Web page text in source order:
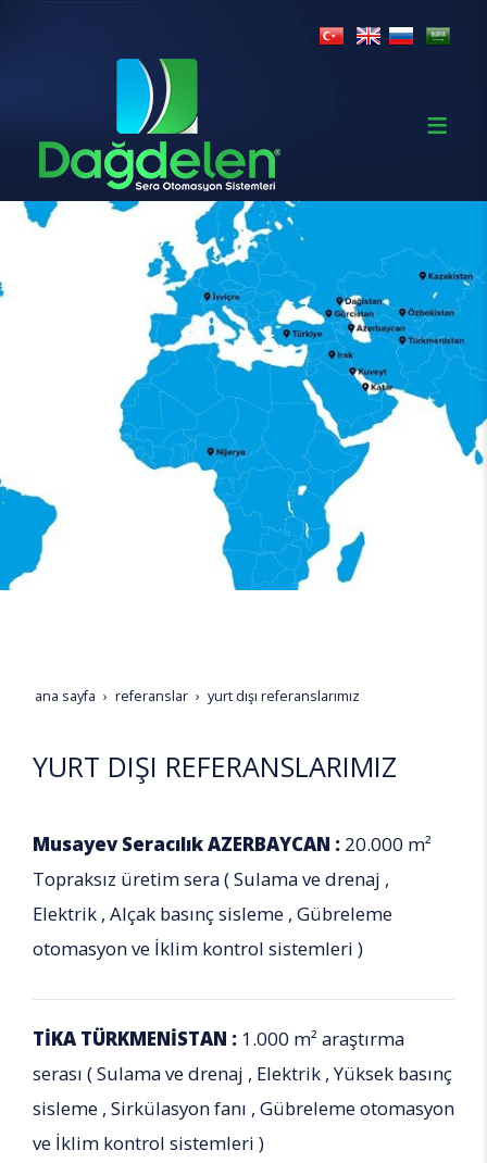
ana sayfa referanslar yurt dişi referanslarimiz
YURT DIŞI REFERANSLARIMIZ
Musayev Seracılık AZERBAYCAN : 20.000 m²
Topraksız üretim sera ( Sulama ve drenaj ,
Elektrik , Alçak basınç sisleme , Gübreleme
otomasyon ve İklim kontrol sistemleri )
TİKA TÜRKMENİSTAN : 1.000 m² araştırma
serası ( Sulama ve drenaj , Elektrik , Yüksek basınç
sisleme , Sirkülasyon fanı , Gübreleme otomasyon
ve İklim kontrol sistemleri )